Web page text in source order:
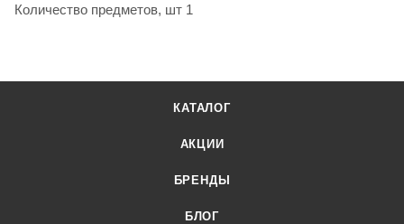
Количество предметов, шт 1
КАТАЛОГ
АКЦИИ
БРЕНДЫ
БЛОГ